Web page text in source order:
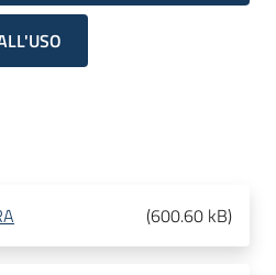
(600.60 kB)